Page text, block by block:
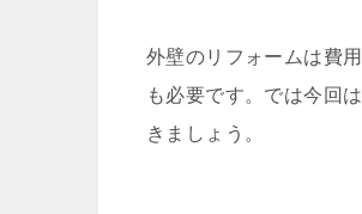
外壁のリフォームは費
も必要です。では今回
きましょう。